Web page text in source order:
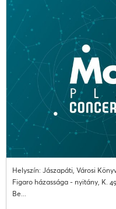
Helyszín: Jászapáti, Városi
Figaro házassága - nyitány, K.
Be...